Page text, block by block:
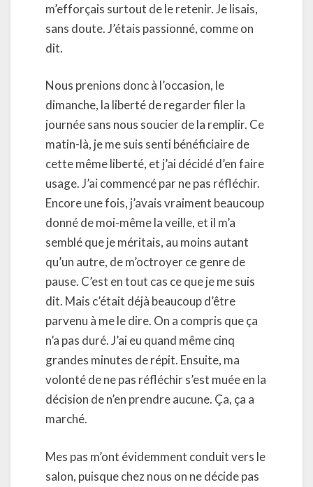
m’efforçais surtout de le retenir. Je lisais,
sans doute. J’étais passionné, comme on
dit.
Nous prenions donc à l’occasion, le
dimanche, la liberté de regarder filer la
journée sans nous soucier de la remplir. Ce
matin-là, je me suis senti bénéficiaire de
cette même liberté, et j’ai décidé d’en faire
usage. J’ai commencé par ne pas réfléchir.
Encore une fois, j’avais vraiment beaucoup
donné de moi-même la veille, et il m’a
semblé que je méritais, au moins autant
qu’un autre, de m’octroyer ce genre de
pause. C’est en tout cas ce que je me suis
dit. Mais c’était déjà beaucoup d’être
parvenu à me le dire. On a compris que ça
n’a pas duré. J’ai eu quand même cinq
grandes minutes de répit. Ensuite, ma
volonté de ne pas réfléchir s’est muée en la
décision de n’en prendre aucune. Ça, ça a
marché.
Mes pas m’ont évidemment conduit vers le
salon, puisque chez nous on ne décide pas